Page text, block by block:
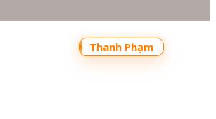
Thanh Phạm